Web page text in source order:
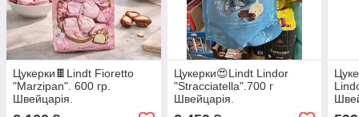
Цукерки🍫Lindt Fioretto
"Marzipan". 600 гр.
Швейцарія.
Цукерки😍Lindt Lindor
"Stracciatella".700 г
Швейцарія.